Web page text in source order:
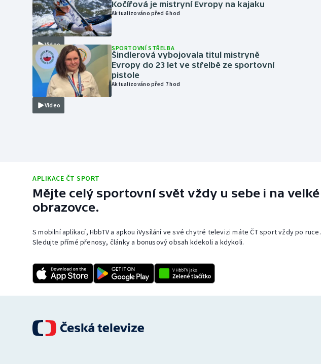
Video
Kočířová je mistryní Evropy na kajaku
Aktualizováno před 6 hod
Video
SPORTOVNÍ STŘELBA
Šindlerová vybojovala titul mistryně
Evropy do 23 let ve střelbě ze sportovní
pistole
Aktualizováno před 7 hod
APLIKACE ČT SPORT
Mějte celý sportovní svět vždy u sebe i na velké
obrazovce.
S mobilní aplikací, HbbTV a apkou iVysílání ve své chytré televizi máte ČT sport vždy po ruce.
Sledujte přímé přenosy, články a bonusový obsah kdekoli a kdykoli.